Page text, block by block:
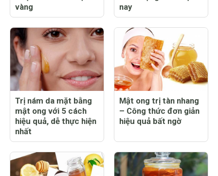
vàng
nay
Trị nám da mặt bằng
mật ong với 5 cách
hiệu quả, dễ thực hiện
nhất
Mật ong trị tàn nhang
– Công thức đơn giản
hiệu quả bất ngờ